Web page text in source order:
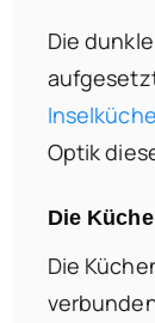
Die
Inselküche
Optik
Die
Die